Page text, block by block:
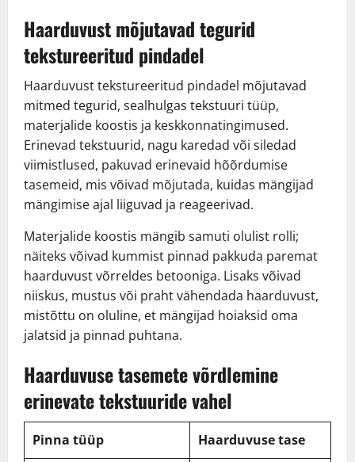
Haarduvust mõjutavad tegurid
tekstureeritud pindadel
Haarduvust tekstureeritud pindadel mõjutavad
mitmed tegurid, sealhulgas tekstuuri tüüp,
materjalide koostis ja keskkonnatingimused.
Erinevad tekstuurid, nagu karedad või siledad
viimistlused, pakuvad erinevaid hõõrdumise
tasemeid, mis võivad mõjutada, kuidas mängijad
mängimise ajal liiguvad ja reageerivad.
Materjalide koostis mängib samuti olulist rolli;
näiteks võivad kummist pinnad pakkuda paremat
haarduvust võrreldes betooniga. Lisaks võivad
niiskus, mustus või praht vähendada haarduvust,
mistõttu on oluline, et mängijad hoiaksid oma
jalatsid ja pinnad puhtana.
Haarduvuse tasemete võrdlemine
erinevate tekstuuride vahel
Pinna tüüp Haarduvuse tase